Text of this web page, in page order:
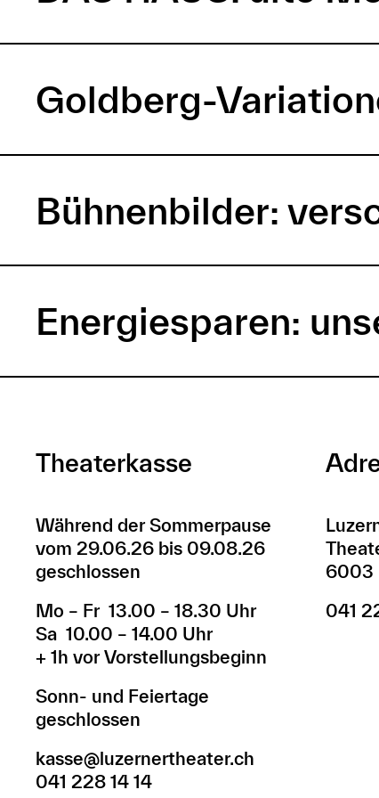
Goldberg-
Bühnenbilder:
Energiesparen:
Theaterkasse
Während der Sommerpause
vom 29.06.26 bis 09.08.26
geschlossen
Mo – Fr 13.00 – 18.30 Uhr
Sa 10.00 – 14.00 Uhr
+ 1h vor Vorstellungsbeginn
Sonn- und Feiertage
geschlossen
kasse@luzernertheater.ch
041 228 14 14
6003
041